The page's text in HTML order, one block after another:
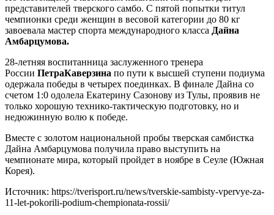
представителей тверского самбо. С пятой попытки титул
чемпионки среди женщин в весовой категории до 80 кг
завоевала мастер спорта международного класса Дайна
Амбарцумова.
28-летняя воспитанница заслуженного тренера
России ПетраКаверзина по пути к высшей ступени подиума
одержала победы в четырех поединках. В финале Дайна со
счетом 1:0 одолела Екатерину Сазонову из Тулы, проявив не
только хорошую технико-тактическую подготовку, но и
недюжинную волю к победе.
Вместе с золотом национальной пробы тверская самбистка
Дайна Амбарцумова получила право выступить на
чемпионате мира, который пройдет в ноябре в Сеуле (Южная
Корея).
Источник: https://tverisport.ru/news/tverskie-sambisty-vpervye-za-
11-let-pokorili-podium-chempionata-rossii/